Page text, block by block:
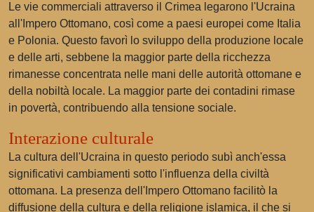
Le vie commerciali attraverso il Crimea legarono l'Ucraina
all'Impero Ottomano, così come a paesi europei come Italia
e Polonia. Questo favorì lo sviluppo della produzione locale
e delle arti, sebbene la maggior parte della ricchezza
rimanesse concentrata nelle mani delle autorità ottomane e
della nobiltà locale. La maggior parte dei contadini rimase
in povertà, contribuendo alla tensione sociale.
Interazione culturale
La cultura dell'Ucraina in questo periodo subì anch'essa
significativi cambiamenti sotto l'influenza della civiltà
ottomana. La presenza dell'Impero Ottomano facilitò la
diffusione della cultura e della religione islamica, il che si